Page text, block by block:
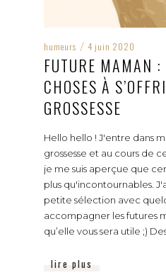
humeurs / 4 juin 2020
FUTURE MAMAN
CHOSES À
GROSSESSE
Hello hello ! J'entre dans
grossesse et au cours de
je me suis aperçue que
plus qu'incontournables.
petite sélection avec
accompagner les futures
qu’elle vous sera utile ;)
lire plus